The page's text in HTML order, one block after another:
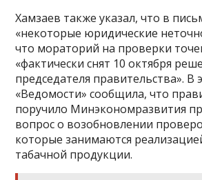
Хамзаев также указал, что в
«некоторые юридические
что мораторий на проверки
«фактически снят 10 октября
председателя правительства». В
«Ведомости» сообщила, что
поручило Минэкономразвития
вопрос о возобновлении
которые занимаются
табачной продукции.